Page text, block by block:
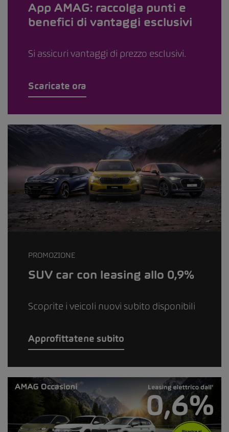
App AMAG: raccolga punti e
benefici di vantaggi esclusivi
Si assicuri vantaggi di prezzo esclusivi.
Scaricate ora
PROMOZIONE
SUV car con leasing allo 0,9%
Scoprite i veicoli nuovi subito disponibili
Approfittatene subito